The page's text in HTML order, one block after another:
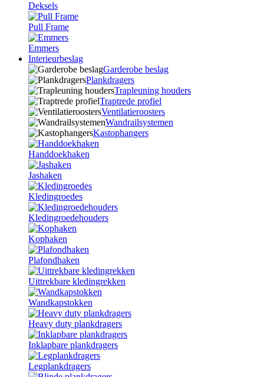
Deksels
Pull Frame
Emmers
Interieurbeslag
Garderobe beslag
Plankdragers
Trapleuning houders
Traptrede profiel
Ventilatieroosters
Wandrailsystemen
Kastophangers
Handdoekhaken
Jashaken
Kledingroedes
Kledingroedehouders
Kophaken
Plafondhaken
Uittrekbare kledingrekken
Wandkapstokken
Heavy duty plankdragers
Inklapbare plankdragers
Legplankdragers